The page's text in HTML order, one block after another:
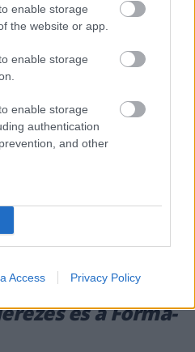
enable storage
the website or app.
enable storage
enable storage
authentication
and other
Access Privacy Policy
és a Forma-